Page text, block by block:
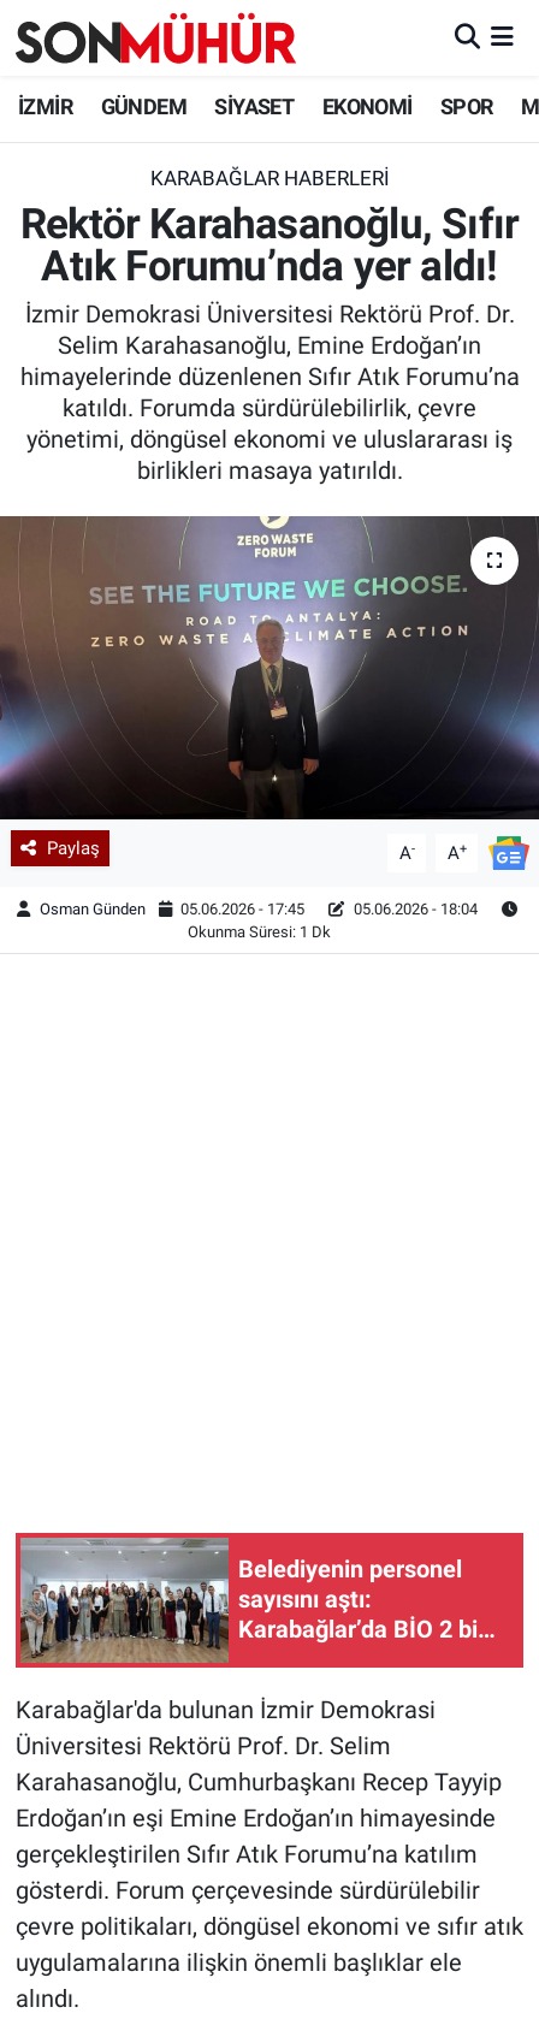
İZMİR GÜNDEM SİYASET EKONOMİ SPOR
KARABAĞLAR HABERLERI
Rektör Karahasanoğlu, Sıfır
Atık Forumu’nda yer aldı!
İzmir Demokrasi Üniversitesi Rektörü Prof. Dr.
Selim Karahasanoğlu, Emine Erdoğan’ın
himayelerinde düzenlenen Sıfır Atık Forumu’na
katıldı. Forumda sürdürülebilirlik, çevre
yönetimi, döngüsel ekonomi ve uluslararası iş
birlikleri masaya yatırıldı.
Paylaş A- A+
Osman Günden 05.06.2026 - 17:45
05.06.2026 - 18:04
Okunma Süresi: 1 Dk
Belediyenin personel
sayısını aştı:
Karabağlar’da BİO 2 bin
oldu
Karabağlar'da bulunan İzmir Demokrasi
Üniversitesi Rektörü Prof. Dr. Selim
Karahasanoğlu, Cumhurbaşkanı Recep Tayyip
Erdoğan’ın eşi Emine Erdoğan’ın himayesinde
gerçekleştirilen Sıfır Atık Forumu’na katılım
gösterdi. Forum çerçevesinde sürdürülebilir
çevre politikaları, döngüsel ekonomi ve sıfır atık
uygulamalarına ilişkin önemli başlıklar ele
alındı.
İzmir Nöbetçi Eczaneler
İzmir Namaz Vakitleri
İzmir Trafik Yoğunluk Haritası
Süper Lig Puan Durumu ve Fikstür
Tüm Manşetler
Son Dakika Haberleri
Haber Arşivi